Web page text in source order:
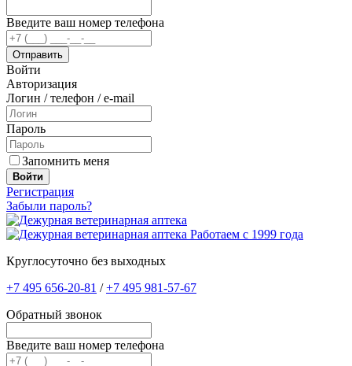
Введите ваш номер телефона
Войти
Авторизация
Логин / телефон / e-mail
Пароль
Запомнить меня
Войти
Регистрация
Забыли пароль?
Работаем с 1999 года
Круглосуточно без выходных
+7 495 656-20-81 /+7 495 981-57-67
Обратный звонок
Введите ваш номер телефона